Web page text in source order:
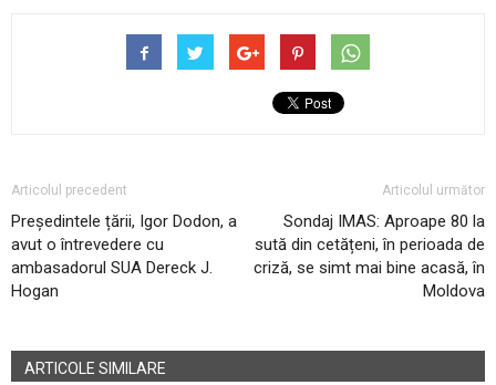
Articolul precedent
Președintele țării, Igor Dodon, a
avut o întrevedere cu
ambasadorul SUA Dereck J.
Hogan
Articolul următor
Sondaj IMAS: Aproape 80 la
sută din cetățeni, în perioada de
criză, se simt mai bine acasă, în
Moldova
ARTICOLE SIMILARE